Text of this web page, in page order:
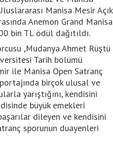
Manisa Mesir Açık
Anemon Grand Manisa
bin TL ödül dağıtıldı.
,Mudanya Ahmet Rüştü
Tarih bölümü
ile Manisa Open Satranç
birçok ulusal ve
yarıştığını, kendisini
büyük emekleri
dileyen ve kendisini
sporunun duayenleri